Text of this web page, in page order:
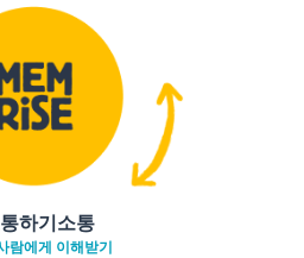
하기소통
람에게 이해받기